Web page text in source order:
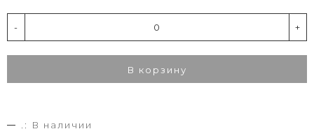
- +
В корзину
.:
В наличии